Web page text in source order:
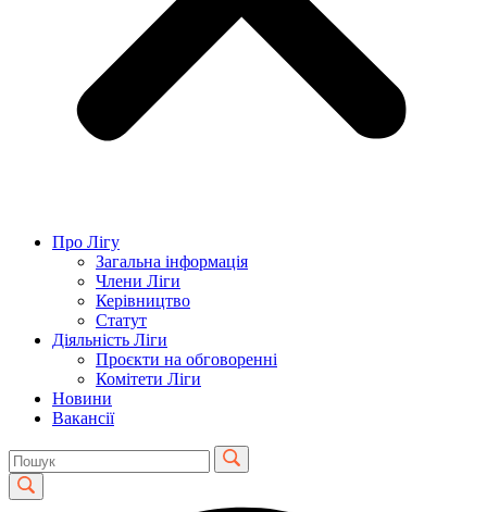
Про Лігу
Загальна інформація
Члени Ліги
Керівництво
Статут
Діяльність Ліги
Проєкти на обговоренні
Комітети Ліги
Новини
Вакансії